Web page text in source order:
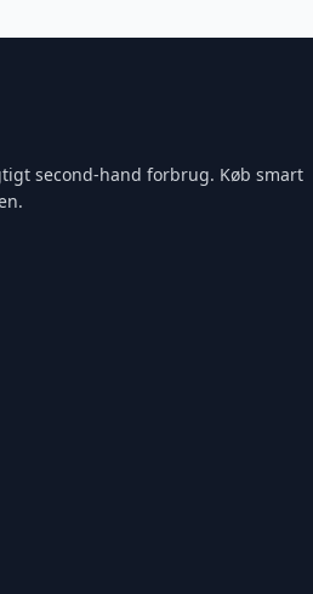
second-hand forbrug. Køb smart